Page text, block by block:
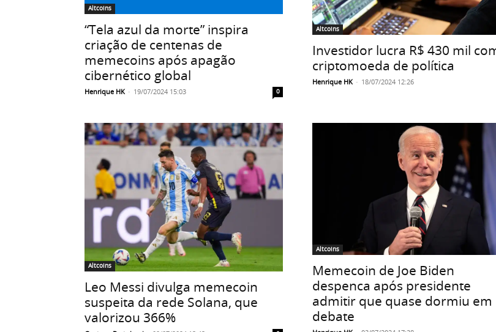
Altcoins
“Tela azul da morte” inspira
criação de centenas de
memecoins após apagão
cibernético global
Henrique HK - 19/07/2024 15:03 0
Altcoins
Investidor lucra R$ 430 mil
criptomoeda de política
Henrique HK - 18/07/2024 12:26
Altcoins
Leo Messi divulga memecoin
suspeita da rede Solana, que
valorizou 366%
Altcoins
Memecoin de Joe Biden
despenca após presidente
admitir que quase dormiu em
debate